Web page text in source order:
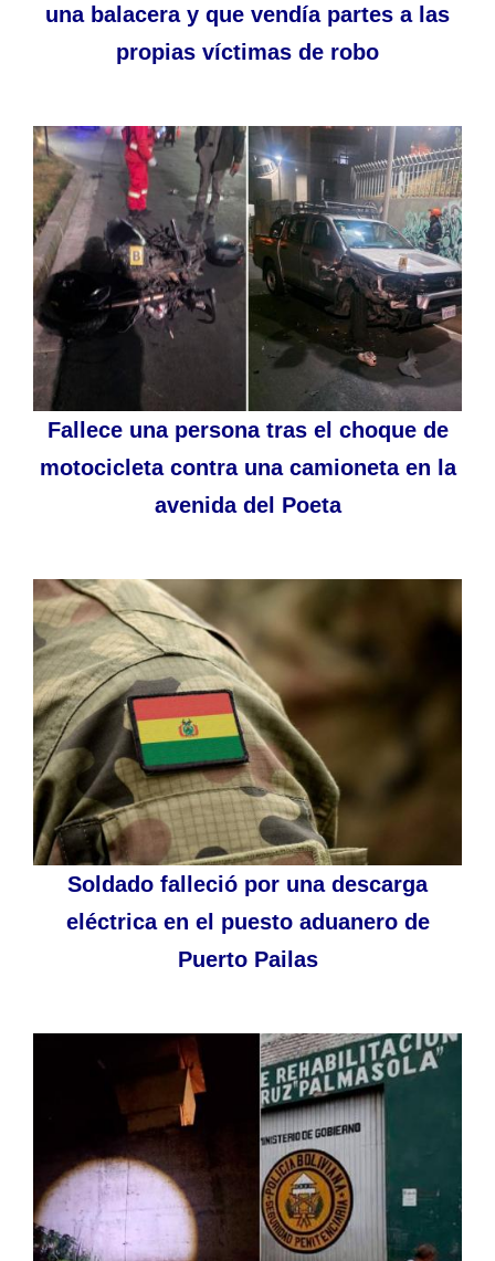
una balacera y que vendía partes a las
propias víctimas de robo
Fallece una persona tras el choque de
motocicleta contra una camioneta en la
avenida del Poeta
Soldado falleció por una descarga
eléctrica en el puesto aduanero de
Puerto Pailas